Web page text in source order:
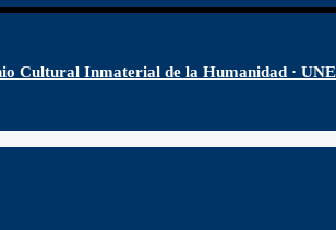
Cultural Inmaterial de la Humanidad ·